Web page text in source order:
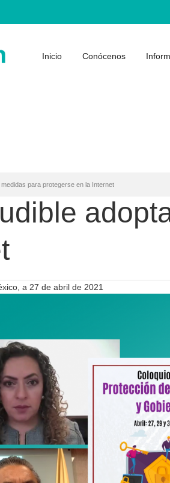
Inicio Conócenos
para protegerse en la Internet
a 27 de abril de 2021